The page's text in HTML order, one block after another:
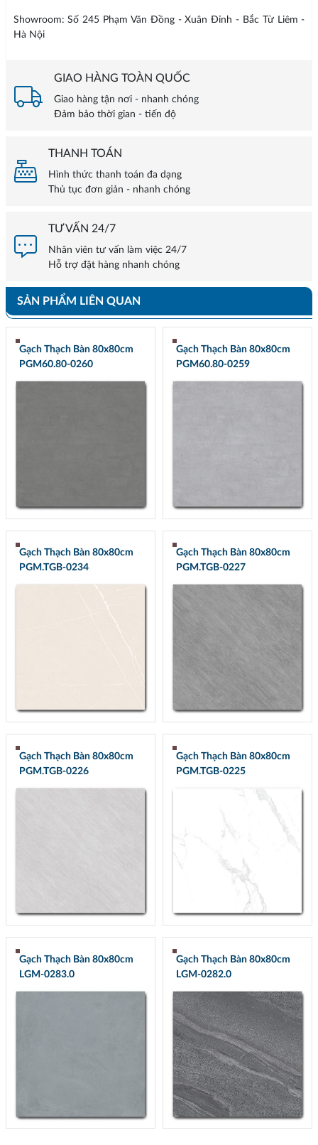
Showroom: Số 245 Phạm Văn Đồng - Xuân Đỉnh - Bắc Từ Liêm -
Hà Nội
GIAO HÀNG TOÀN QUỐC
Giao hàng tận nơi - nhanh chóng
Đảm bảo thời gian - tiến độ
THANH TOÁN
Hình thức thanh toán đa dạng
Thủ tục đơn giản - nhanh chóng
TƯ VẤN 24/7
Nhân viên tư vấn làm việc 24/7
Hỗ trợ đặt hàng nhanh chóng
SẢN PHẨM LIÊN QUAN
Gạch Thạch Bàn 80x80cm
PGM60.80-0260
Gạch Thạch Bàn 80x80cm
PGM60.80-0259
Gạch Thạch Bàn 80x80cm
PGM.TGB-0234
Gạch Thạch Bàn 80x80cm
PGM.TGB-0227
Gạch Thạch Bàn 80x80cm
PGM.TGB-0226
Gạch Thạch Bàn 80x80cm
PGM.TGB-0225
Gạch Thạch Bàn 80x80cm
LGM-0283.0
Gạch Thạch Bàn 80x80cm
LGM-0282.0